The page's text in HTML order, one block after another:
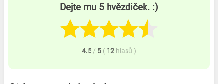
Dejte mu 5 hvězdiček. :)
4.5 / 5 ( 12 hlasů )